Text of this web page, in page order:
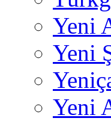
Yeni
Yeni
Yeni